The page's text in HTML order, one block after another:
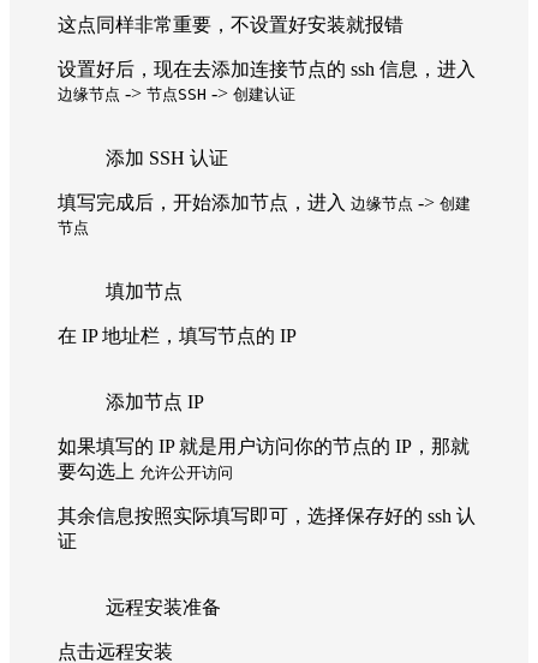
这点同样非常重要，不设置好安装就报错
设置好后，现在去添加连接节点的 ssh 信息，进入
边缘节点 -> 节点SSH -> 创建认证
添加 SSH 认证
填写完成后，开始添加节点，进入 边缘节点 -> 创建
节点
填加节点
在 IP 地址栏，填写节点的 IP
添加节点 IP
如果填写的 IP 就是用户访问你的节点的 IP，那就
要勾选上 允许公开访问
其余信息按照实际填写即可，选择保存好的 ssh 认
证
远程安装准备
点击远程安装